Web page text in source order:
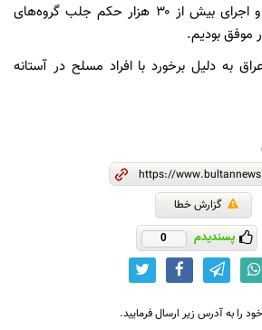
امنیت و جنگ با داعش و اجرای بیش از ۳۰ هزار حکم جلب گروه‌های
موفق بودیم.
به دلیل برخورد با افراد مسلح در آستانه
گزارش خطا
پسندیدم 0
را به آدرس زیر ارسال فرمایید.